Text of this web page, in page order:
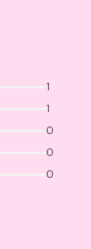
1
1
0
0
0